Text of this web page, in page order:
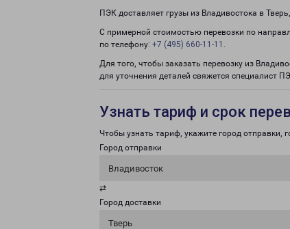
ПЭК доставляет грузы из Владивостока в
С примерной стоимостью перевозки по
по телефону: +7 (495) 660-11-11 .
Для того, чтобы заказать перевозку из
для уточнения деталей свяжется специалист
Узнать тариф и срок
Чтобы узнать тариф, укажите город отправки,
Город отправки
Владивосток
⇄
Город доставки
Тверь